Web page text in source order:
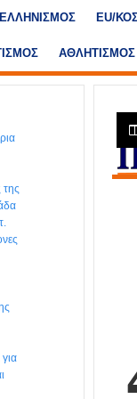
ΕΛΛΗΝΙΣΜΟΣ ΕU/
ΑΘΛΗΤΙΣΜΟΣ
της